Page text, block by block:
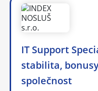
IT Support
stabilita,
společnost